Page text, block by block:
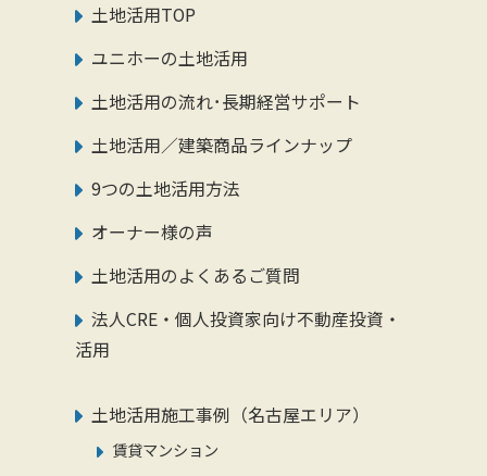
土地活用TOP
ユニホーの土地活用
土地活用の流れ･長期経営サポート
土地活用／建築商品ラインナップ
9つの土地活用方法
オーナー様の声
土地活用のよくあるご質問
法人CRE・個人投資家向け不動産投資・
活用
土地活用施工事例（名古屋エリア）
賃貸マンション